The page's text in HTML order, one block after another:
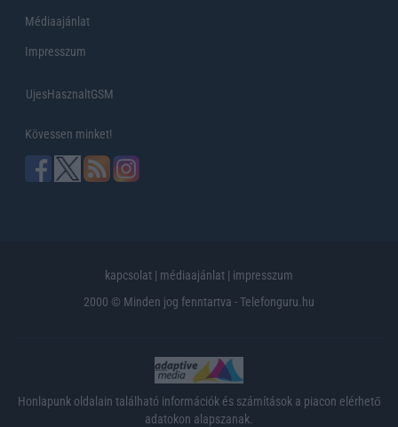
Médiaajánlat
Impresszum
UjesHasznaltGSM
Kövessen minket!
kapcsolat | médiaajánlat | impresszum
2000 © Minden jog fenntartva - Telefonguru.hu
Honlapunk oldalain található információk és számítások a piacon elérhető
adatokon alapszanak.